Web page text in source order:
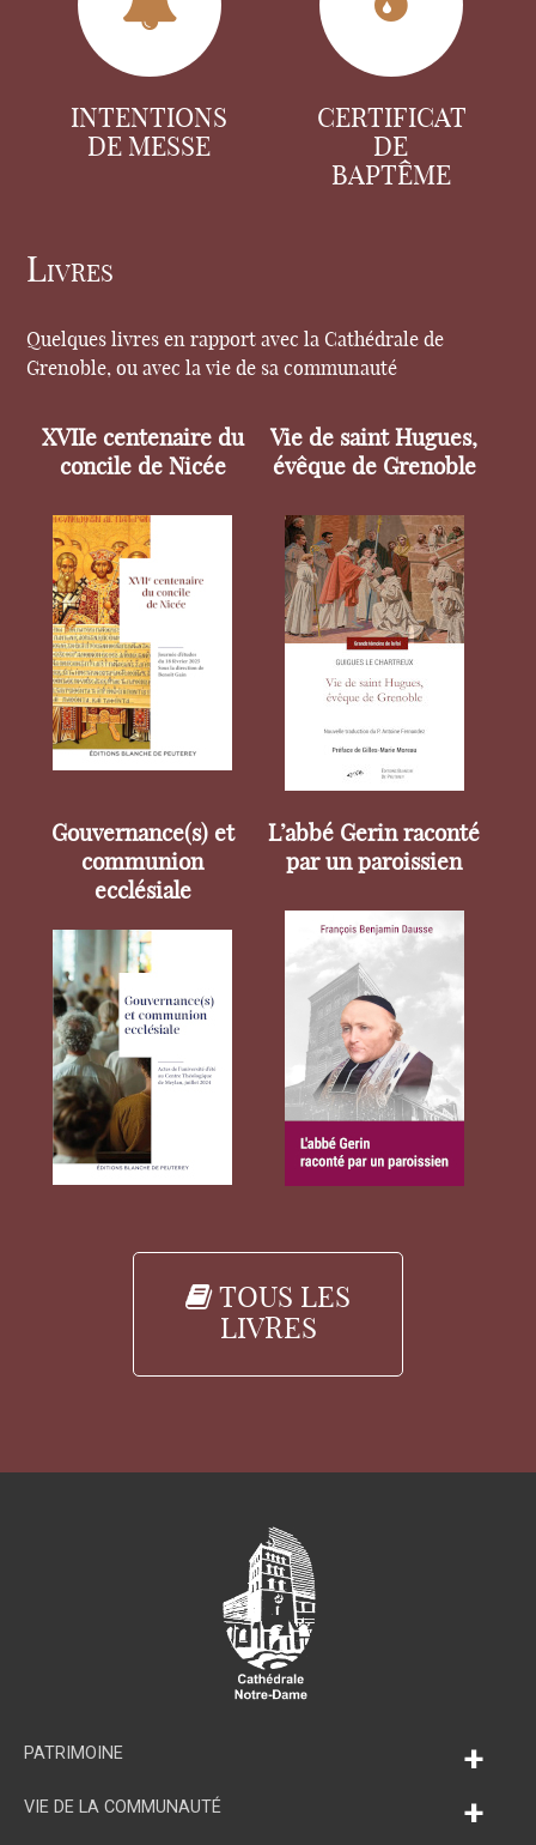
INTENTIONS
DE MESSE
CERTIFICAT
DE
BAPTÊME
Livres
Quelques livres en rapport avec la Cathédrale de
Grenoble, ou avec la vie de sa communauté
XVIIe centenaire du
concile de Nicée
Vie de saint Hugues,
évêque de Grenoble
Gouvernance(s) et
communion
ecclésiale
L’abbé Gerin raconté
par un paroissien
TOUS LES
LIVRES
PATRIMOINE +
VIE DE LA COMMUNAUTÉ +